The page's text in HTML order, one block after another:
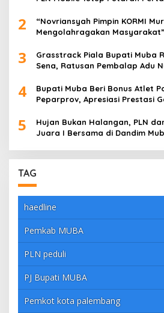
2
“Novriansyah Pimpin KORMI
Mengolahragakan Masyarakat”
3
Grasstrack Piala Bupati Muba
Sena, Ratusan Pembalap Adu
4
Bupati Muba Beri Bonus Atlet
Peparprov, Apresiasi Prestasi
5
Hujan Bukan Halangan, PLN
Juara I Bersama di Dandim
TAG
haedline
Pemkab MUBA
PLN peduli
PJ Bupati MUBA
Pemkot kota palembang